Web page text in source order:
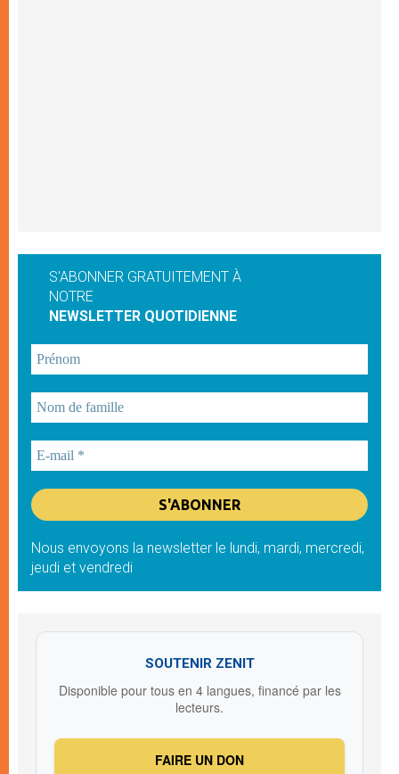
S'ABONNER GRATUITEMENT À
NOTRE
NEWSLETTER QUOTIDIENNE
Nous envoyons la newsletter le lundi, mardi, mercredi,
jeudi et vendredi
SOUTENIR ZENIT
Disponible pour tous en 4 langues, financé par les
lecteurs.
FAIRE UN DON